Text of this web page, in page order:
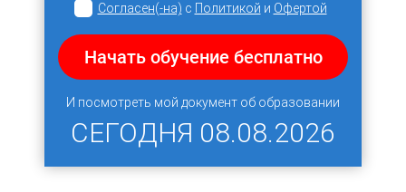
Согласен(-на) с Политикой и Офертой
Начать обучение бесплатно
И посмотреть мой документ об образовании
СЕГОДНЯ 08.08.2026